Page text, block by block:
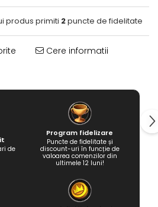
produs primiti 2puncte de fidelitate
Cere informatii
de
Program fidelizare
Puncte de fidelitate și
discount-uri în funcție de
valoarea comenzilor din
ultimele 12 luni!